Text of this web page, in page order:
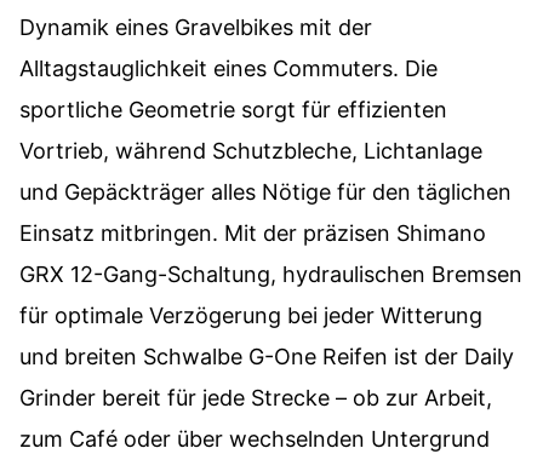
Dynamik eines Gravelbikes mit der
Alltagstauglichkeit eines Commuters. Die
sportliche Geometrie sorgt für effizienten
Vortrieb, während Schutzbleche, Lichtanlage
und Gepäckträger alles Nötige für den täglichen
Einsatz mitbringen. Mit der präzisen Shimano
GRX 12-Gang-Schaltung, hydraulischen Bremsen
für optimale Verzögerung bei jeder Witterung
und breiten Schwalbe G-One Reifen ist der Daily
Grinder bereit für jede Strecke – ob zur Arbeit,
zum Café oder über wechselnden Untergrund